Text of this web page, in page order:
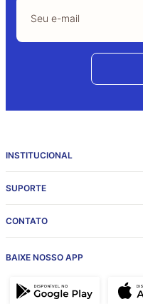
INSTITUCIONAL
SUPORTE
CONTATO
BAIXE NOSSO APP